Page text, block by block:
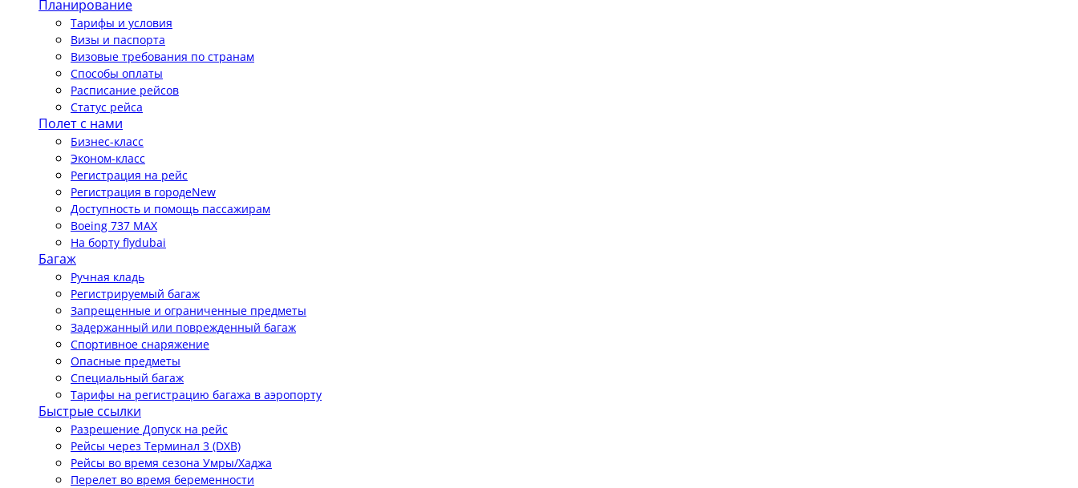
Планирование
Тарифы и условия
Визы и паспорта
Визовые требования по странам
Способы оплаты
Расписание рейсов
Статус рейса
Полет с нами
Бизнес-класс
Эконом-класс
Регистрация на рейс
Регистрация в городеNew
Доступность и помощь пассажирам
Boeing 737 MAX
На борту flydubai
Багаж
Ручная кладь
Регистрируемый багаж
Запрещенные и ограниченные предметы
Задержанный или поврежденный багаж
Спортивное снаряжение
Опасные предметы
Специальный багаж
Тарифы на регистрацию багажа в аэропорту
Быстрые ссылки
Разрешение Допуск на рейс
Рейсы через Терминал 3 (DXB)
Рейсы во время сезона Умры/Хаджа
Перелет во время беременности